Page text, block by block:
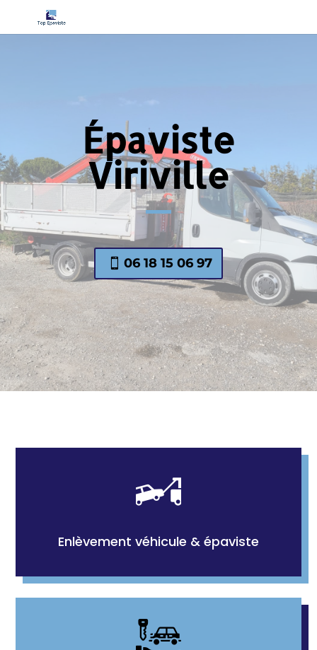
Épaviste
Viriville
06 18 15 06 97
Enlèvement véhicule & épaviste